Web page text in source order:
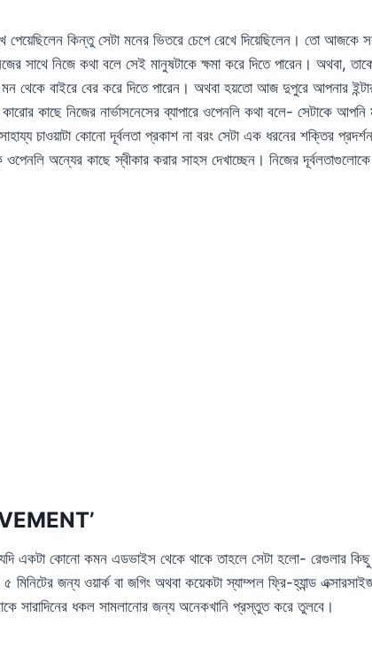
কিন্তু সেটা মনের ভিতরে চেপে রেখে দিয়েছিলেন। তো আজকে
সাথে নিজে কথা বলে সেই মানুষটাকে ক্ষমা করে দিতে পারেন। অথবা,
মন থেকে বাইরে বের করে দিতে পারেন। অথবা হয়তো আজ দুপুরে আপনার
কাছে নিজের নার্ভাসনেসের ব্যাপারে ওপেনলি কথা বলে- সেটাকে
চাওয়াটা কোনো দূর্বলতা প্রকাশ না বরং সেটা এক ধরনের শক্তির
ওপেনলি অন্যের কাছে স্বীকার করার সাহস দেখাচ্ছেন। নিজের
যদি একটা কোনো কমন এডভাইস থেকে থাকে তাহলে সেটা হলো- রেগুলার
মিনিটের জন্য ওয়ার্ক বা জগিং অথবা কয়েকটা স্যাম্পল ফ্রি-হ্যান্ড
সারাদিনের ধকল সামলানোর জন্য অনেকখানি প্রস্তুত করে তুলবে।